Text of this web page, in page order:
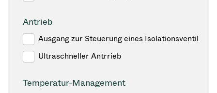
Antrieb
Ausgang zur Steuerung eines Isolationsventil
Ultraschneller Antrrieb
Temperatur-Management